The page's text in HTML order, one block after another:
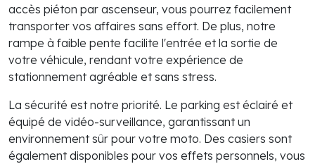
accès piéton par ascenseur, vous pourrez facilement
transporter vos affaires sans effort. De plus, notre
rampe à faible pente facilite l'entrée et la sortie de
votre véhicule, rendant votre expérience de
stationnement agréable et sans stress.
La sécurité est notre priorité. Le parking est éclairé et
équipé de vidéo-surveillance, garantissant un
environnement sûr pour votre moto. Des casiers sont
également disponibles pour vos effets personnels, vous